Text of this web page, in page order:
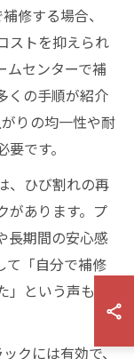
修する場合、
ストを抑えられ
ムセンターで補
くの手順が紹介
りの均一性や耐
です。
、ひび割れの再
があります。プ
長期間の安心感
て「自分で補修
という声も少
クには有効で、